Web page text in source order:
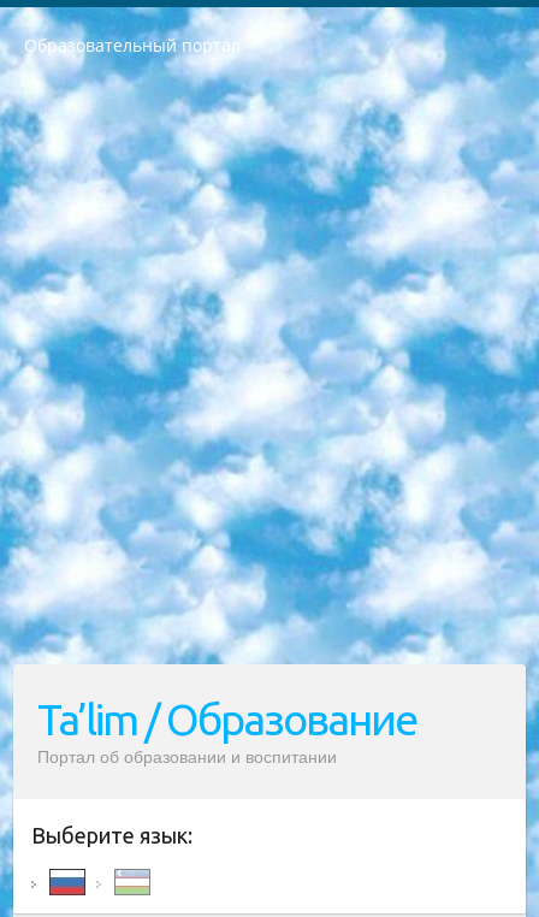
Образовательный портал
РЕСПУБЛИКА УЗБЕКИСТАН МИНИСТРЕРСТВО ДОШКОЛЬНОГО И ШКОЛЬНОГО ОБРАЗОВАНИЯ КОМАНДА в общеобразовательных учреждениях в 2023-2024 учебном году организация и проведение итоговой государственной аттестации обучающихся о Министра дошкольного и школьного образования Республики Узбекистан от 4 марта 2008 года (постановлением Минюста от 20 марта 2008 года № 1778 государственной регистрации) «Итоговое состояние учащихся общего среднего образования на основании положения об утверждении положения об аттестации общего среднего образования выпускной экзамен студентов в образовательных учреждениях в 2023-2024 учебном году В целях организации и прохождения аттестации приказываю: 1. Следующее: перечень предметов, по которым будет проводиться итоговая государственная аттестация и экзамен формы перевода согласно приложению 1; сертификаты международного образца, оценивающие уровень владения иностранными языками перечень согласно приложению 2; 2. Педагогический при специализированных образовательных учреждениях. научно-практический центр квалификации и международной оценки (Д.Давидова) 2024 г. До 25 марта: задания по предметам, по которым будет проводиться итоговая аттестация разработка и утверждение технических условий; итоговая аттестация на основании разработанного предметного задания разработка вопросов по предметам (устно и письменно), экзамен передача; общеобразовательные средние школы и специальные учебные заведения учащиеся выпускных классов школ и интернатов в агентской системе подготовка базы данных экзаменационных материалов и критериев оценки; перевод базы экзаменационных материалов на все языки обучения подать в Республиканский образовательный центр для изготовления; варианты экзаменов на основе разработанных контрольных материалов пусть будут поставлены задачи формирования. 3. Республиканский образовательный центр (Ш.Худайкулов) до 5 апреля 2024 года. до: база данных предоставленных экзаменационных материалов на все языки обучения перевод и экспертиза; для слепых, слабовидящих, глухих, слабослышащих и умственно отсталых детей учащиеся выпускных классов специализированных школ и школ-интернатов база данных экзаменационных материалов на всех преподаваемых языках подготовка критериев оценки; специализированные школы для умственно отсталых детей и технологии для учащихся выпускных классов школ-интернатов разработка соответствующих рекомендаций и критериев проведения ЕГЭ по естествознанию давать задания. 4. Педагогический при специализированных образовательных учреждениях. Научно-практический центр навыков и международной оценки (Д.Давидова), Республика образовательный центр (Худайкулов Ш.) итоговый государственный аттестационный экзамен ориентирован на творческое и логическое мышление при подготовке базы материалов учитывать введение заданий. 5. Следует отметить, что: сертификат государственного образца о знании общеобразовательного предмета и как минимум национальный уровень B1 по предметам на иностранных языках, указанным в Приложении 2. или международно признанный сертификат эквивалентного уровня студенты, изучающие определенный предмет, освобождаются от экзамена; по соответствующим предметам запланирована итоговая государственная аттестация за день до дня, путем жеребьевки Рабочей группой (в письменной форме по предметам, проводимым в форме) из числа сформированных вариантов выбрано 2 варианта; 2 выбранных варианта экзамена анонсированы на официальном сайте министерства и все выпускники по всей стране на основе этих вариантов проводит итоговую государственную аттестацию. 6. Государственное образование учащихся средних общеобразовательных учреждений. знания в соответствии с квалификационными требованиями, которые необходимо приобрести на основании стандартов итоговый (выпускной) контроль для 9 и 11 классов в целях тестирования Экзамены (далее – экзамены) состоят из предметов, перечисленных в приложении 1. будет сделано. 7. Экзамены пройдут с 26 мая по 15 июня 2024 г. (кроме науки физического воспитания). 8. Физическая для учащихся 9 классов общесредних образовательных учреждений. Экзамены по предмету «Образование, квалификация медицина» 1-6 мая 2024 года. сотрудники перевести под присмотр (с отклонениями в физическом или умственном развитии) специализированная школа для детей, школы-интернаты и со сколиозом школы-интернаты санаторного типа для больных детей исключены). 9. Он был слепым, слабовидящим и имел нарушения опорно-двигательного аппарата. экзамены в специализированных школах и интернатах для детей должны проводиться исходя из требований, предъявляемых к общеобразовательным учреждениям (физкультура кроме науки). 10. Специализированная школа для глухих и слабослышащих детей. и экзамены в интернатах и быть реализован в виде письменного теста по математике. 11. Специальность для умственно отсталых детей. Для 9 класса Родной язык и литературное письмо Государственный язык (язык обучения – узбекский). для неклассов) написано Математическое письмо Письменная/устная история Узбекистана Физическое воспитание практично Итоговый контроль Для 11 класса Написание родного языка и литературы (эссе) Математическое письмо Узбекский язык (обучение на узбекском языке) не посещающее общее среднее образование для учреждений)/Образовательное учреждение выбор письменный и устный Иностранный язык письменный/устный Письменная/устная история Узбекистана *По выбору студента:  Химия  Физика  Основы государственного права  География 10 бесплатных образовательных ресурсов - Мы составили подборку онлайн-проектов с интерактивными упражнениями, видеолекциями и статьями. Они помогут вам обрести новые и освежить старые знания бесплатно. 1. «ИНТУИТ» Старейшая образовательная площадка Рунета. Здесь вы найдёте сотни текстовых и видеокурсов на десятки различных тем — от программирования до психологии. Многие курсы подготовлены российскими университетами и крупными международными компаниями вроде Intel и Microsoft. Самостоятельное обучение бесплатное, но желающие могут оплатить услуги персональных наставников. 2. «Смартия» знакомит с актуальными профессиями и подсказывает, как им обучаться. Выбрав заинтересовавшую вас специальность — SMM-специалист, фотограф, веб-дизайнер или другую, — увидите список необходимых для неё умений. Чтобы вы могли освоить их самостоятельно, для каждого умения площадка отображает подборку ссылок на учебные материалы. Хотя «Смартия» ориентируется на русскоязычную аудиторию, часть контента всё же доступна только на английском. 3. «Лекторий Физтеха» Проект Московского физико-технического института (Физтеха). С его помощью вы можете смотреть онлайн серии лекций, записанные на видео в этом вузе. В числе доступных предметов — физика, биология, химия, информационные технологии и другие. К некоторым лекциям администрация ресурса прилагает готовые конспекты, которые можно скачивать в PDF-формате. 4. ITMOcourses Онлайн-площадка Санкт-Петербургского национального исследовательского университета информационных технологий, механики и оптики (ИТМО). Ресурс предоставляет свободный доступ к курсам, разработанным в этом вузе. Каталог материалов разбит на четыре категории: «Оптические системы и технологии», «Приборостроение и робототехника», «Информационные технологии» и «Биотехнологии». Курсы состоят из видеолекций, интерактивных демонстраций и заданий. 5. «КиберЛенинка» Электронная научная библиотека открытого доступа. Каталог площадки регулярно обрастает текстами статей из различных научных изданий. Сгруппированные по журналам и рубрикам публикации можно читать онлайн или скачивать целиком в PDF-формате. Проект нацелен на популяризацию науки за счёт открытого доступа к качественной информации. 6. «ПостНаука» На этом ресурсе публикуют подборки видеолекций, составленные экспертами из разных отраслей и объединённые общими темами. Среди них, к примеру, есть серии «Биоинформатика и геномика», «Культура средневековой Скандинавии» и Cinema Studies о теории кино. Каждая подборка лекций — логически связанная история, рассказанная экспертом от первого лица. Кроме того, на сайте появляются научно-образовательные статьи и тесты на разные темы. 7. «Newочём» Команда проекта «Newочём» отбирает самые интересные тексты из англоязычных СМИ и переводит те из них, за которые голосуют участники сообщества «ВКонтакте». По большей части это научно-популярные статьи. Редакторы придумывают лишь заголовки, в остальном содержание переводов соответствует оригиналам. Полные тексты можно читать прямо в социальной сети. 8. InternetUrok Онлайн-база материалов по основным дисциплинам школьной программы. Информация на сайте структурирована по классам, предметам и темам (урокам). Каждый урок состоит из видеолекций и конспектов. Есть также интерактивные тренажёры и тесты для закрепления пройденного материала. Даже если вы давно окончили школу, возможность повторить программу старших классов всегда может пригодиться. 9. Edutainme Ещё один ресурс об образовании. В отличие от Newtonew, как мне кажется, Edutainme больше ориентируется на представителей индустрии: педагогов, предпринимателей, разработчиков образовательных проектов. Но и любой, кто просто стремится к саморазвитию, найдёт на сайте много полезного и интересного для себя. Например, информацию о новых курсах и образовательных сервисах. 10. Newtonew Онлайн-медиа об образовании и обучении в широком смысле. Авторы Newtonew пишут об инструментах, заведениях, тактиках и стратегиях, которые помогают учить других и получать новые знания самостоятельно. На этой площадке вы найдёте новости, обзоры, аналитические мат
Ta’lim / Образование
Портал об образовании и воспитании
Выберите язык: